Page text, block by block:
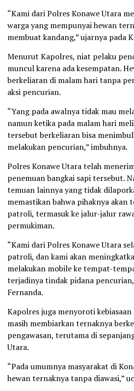
“Kami dari Polres Konawe Utara
warga yang mempunyai hewan
membuat kandang,” ujarnya pada
Menurut Kapolres, niat pelaku
muncul karena ada kesempatan.
berkeliaran di malam hari tanpa
aksi pencurian.
“Yang pada awalnya tidak mau
namun ketika pada malam hari
tersebut berkeliaran bisa
melakukan pencurian,” imbuhnya.
Polres Konawe Utara telah
penemuan bangkai sapi tersebut.
temuan lainnya yang tidak
memastikan bahwa pihaknya akan
patroli, termasuk ke jalur-jalur
permukiman.
“Kami dari Polres Konawe Utara
patroli, dan kami akan
melakukan mobile ke tempat-
terjadinya tindak pidana
Fernanda.
Kapolres juga menyoroti
masih membiarkan ternaknya
pengawasan, terutama di
Utara.
“Pada umumnya masyarakat di
hewan ternaknya tanpa diawasi,”